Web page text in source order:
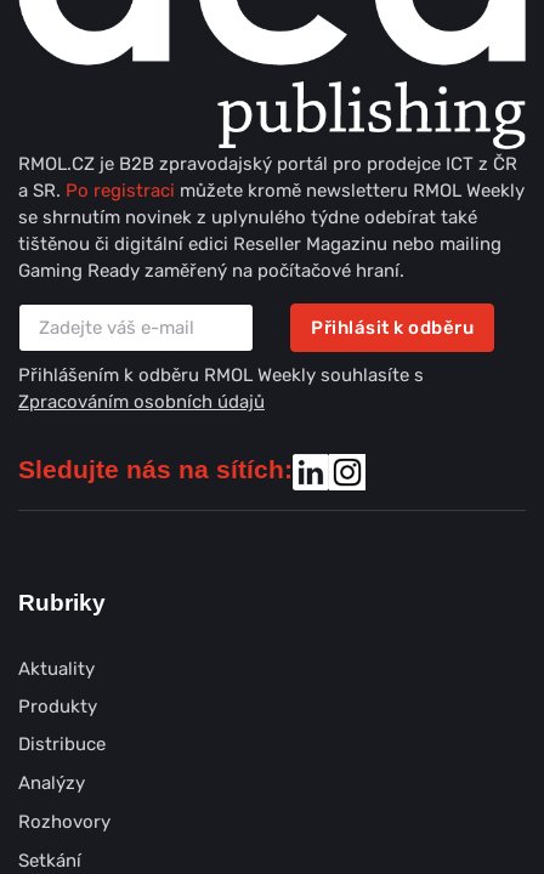
RMOL.CZ je B2B zpravodajský portál pro prodejce ICT z ČR
a SR. Po registraci můžete kromě newsletteru RMOL Weekly
se shrnutím novinek z uplynulého týdne odebírat také
tištěnou či digitální edici Reseller Magazinu nebo mailing
Gaming Ready zaměřený na počítačové hraní.
Přihlásit k odběru
Přihlášením k odběru RMOL Weekly souhlasíte s
Zpracováním osobních údajů
Sledujte nás na sítích:
Rubriky
Aktuality
Produkty
Distribuce
Analýzy
Rozhovory
Setkání